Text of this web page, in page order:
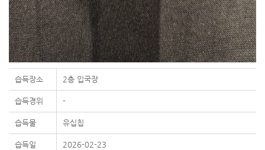
습득장소 2층 입국장
습득경위 -
습득물 유십칩
습득일 2026-02-23